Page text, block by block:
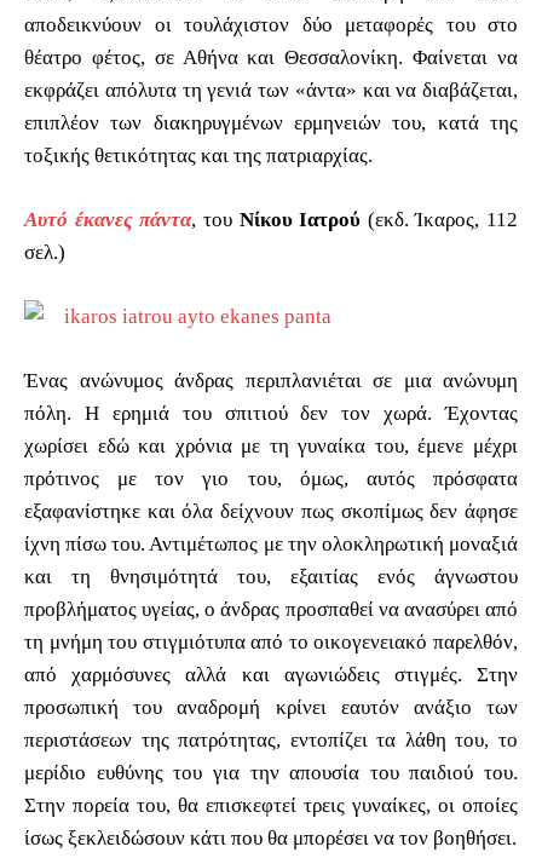
αποδεικνύουν οι τουλάχιστον δύο μεταφορές του στο
θέατρο φέτος, σε Αθήνα και Θεσσαλονίκη. Φαίνεται να
εκφράζει απόλυτα τη γενιά των «άντα» και να διαβάζεται,
επιπλέον των διακηρυγμένων ερμηνειών του, κατά της
τοξικής θετικότητας και της πατριαρχίας.
Αυτό έκανες πάντα, του Νίκου Ιατρού (εκδ. Ίκαρος, 112
σελ.)
Ένας ανώνυμος άνδρας περιπλανιέται σε μια ανώνυμη
πόλη. Η ερημιά του σπιτιού δεν τον χωρά. Έχοντας
χωρίσει εδώ και χρόνια με τη γυναίκα του, έμενε μέχρι
πρότινος με τον γιο του, όμως, αυτός πρόσφατα
εξαφανίστηκε και όλα δείχνουν πως σκοπίμως δεν άφησε
ίχνη πίσω του. Αντιμέτωπος με την ολοκληρωτική μοναξιά
και τη θνησιμότητά του, εξαιτίας ενός άγνωστου
προβλήματος υγείας, ο άνδρας προσπαθεί να ανασύρει από
τη μνήμη του στιγμιότυπα από το οικογενειακό παρελθόν,
από χαρμόσυνες αλλά και αγωνιώδεις στιγμές. Στην
προσωπική του αναδρομή κρίνει εαυτόν ανάξιο των
περιστάσεων της πατρότητας, εντοπίζει τα λάθη του, το
μερίδιο ευθύνης του για την απουσία του παιδιού του.
Στην πορεία του, θα επισκεφτεί τρεις γυναίκες, οι οποίες
ίσως ξεκλειδώσουν κάτι που θα μπορέσει να τον βοηθήσει.